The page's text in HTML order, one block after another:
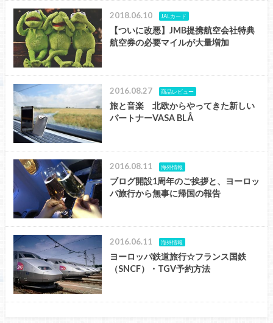
2018.06.10 JALカード
【ついに改悪】JMB提携航空会社特典
航空券の必要マイルが大量増加
2016.08.27 商品レビュー
旅と音楽 北欧からやってきた新しい
パートナーVASA BLÅ
2016.08.11 海外情報
ブログ開設1周年のご挨拶と、ヨーロッ
パ旅行から無事に帰国の報告
2016.06.11 海外情報
ヨーロッパ鉄道旅行☆フランス国鉄
（SNCF）・TGV予約方法